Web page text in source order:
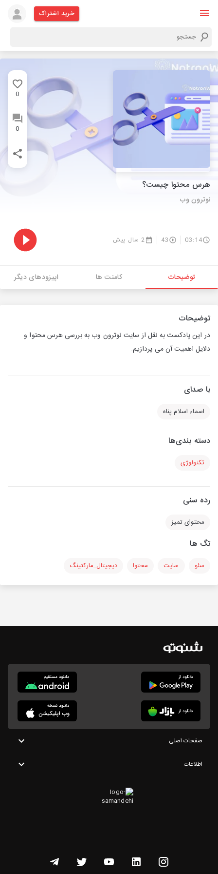
خرید اشتراک
0
0
هرس محتوا چیست؟
نوترون وب
03:14
43 2 سال پیش
توضیحات کامنت ها اپیزودهای دیگر
توضیحات
در این پادکست به نقل از سایت نوترون وب به بررسی هرس محتوا و
دلایل اهمیت آن می پردازیم.
با صدای
اسماء اسلام پناه
دسته بندی‌ها
تکنولوژی
رده سنی
محتوای تمیز
تگ ها
سئو سایت محتوا دیجیتال_مارکتینگ
صفحات اصلی
اطلاعات